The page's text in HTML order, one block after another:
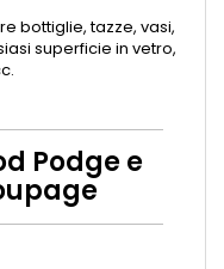
bottiglie, tazze, vasi,
superficie in vetro,
Podge e